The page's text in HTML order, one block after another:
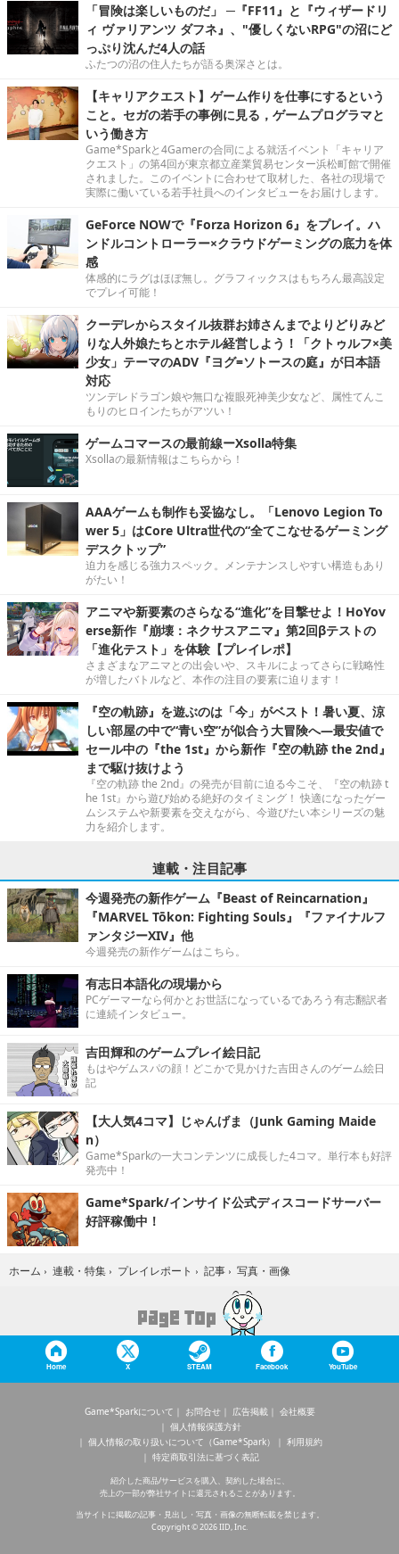
「冒険は楽しいものだ」 ─『FF11』と『ウィザードリ
ィ ヴァリアンツ ダフネ』、"優しくないRPG"の沼にど
っぷり沈んだ4人の話
ふたつの沼の住人たちが語る奥深さとは。
【キャリアクエスト】ゲーム作りを仕事にするという
こと。セガの若手の事例に見る，ゲームプログラマと
いう働き方
Game*Sparkと4Gamerの合同による就活イベント「キャリア
クエスト」の第4回が東京都立産業貿易センター浜松町館で開催
されました。このイベントに合わせて取材した、各社の現場で
実際に働いている若手社員へのインタビューをお届けします。
GeForce NOWで『Forza Horizon 6』をプレイ。ハ
ンドルコントローラー×クラウドゲーミングの底力を体
感
体感的にラグはほぼ無し。グラフィックスはもちろん最高設定
でプレイ可能！
クーデレからスタイル抜群お姉さんまでよりどりみど
りな人外娘たちとホテル経営しよう！「クトゥルフ×美
少女」テーマのADV『ヨグ=ソトースの庭』が日本語
対応
ツンデレドラゴン娘や無口な複眼死神美少女など、属性てんこ
もりのヒロインたちがアツい！
ゲームコマースの最前線ーXsolla特集
Xsollaの最新情報はこちらから！
AAAゲームも制作も妥協なし。「Lenovo Legion To
wer 5」はCore Ultra世代の“全てこなせるゲーミング
デスクトップ”
迫力を感じる強力スペック。メンテナンスしやすい構造もあり
がたい！
アニマや新要素のさらなる“進化”を目撃せよ！HoYov
erse新作『崩壊：ネクサスアニマ』第2回βテストの
「進化テスト」を体験【プレイレポ】
さまざまなアニマとの出会いや、スキルによってさらに戦略性
が増したバトルなど、本作の注目の要素に迫ります！
『空の軌跡』を遊ぶのは「今」がベスト！暑い夏、涼
しい部屋の中で“青い空”が似合う大冒険へ―最安値で
セール中の『the 1st』から新作『空の軌跡 the 2nd』
まで駆け抜けよう
『空の軌跡 the 2nd』の発売が目前に迫る今こそ、『空の軌跡 t
he 1st』から遊び始める絶好のタイミング！ 快適になったゲー
ムシステムや新要素を交えながら、今遊びたい本シリーズの魅
力を紹介します。
連載・注目記事
今週発売の新作ゲーム『Beast of Reincarnation』
『MARVEL Tōkon: Fighting Souls』『ファイナルフ
ァンタジーXIV』他
今週発売の新作ゲームはこちら。
有志日本語化の現場から
PCゲーマーなら何かとお世話になっているであろう有志翻訳者
に連続インタビュー。
吉田輝和のゲームプレイ絵日記
もはやゲムスパの顔！どこかで見かけた吉田さんのゲーム絵日
記
【大人気4コマ】じゃんげま（Junk Gaming Maide
n）
Game*Sparkの一大コンテンツに成長した4コマ。単行本も好評
発売中！
Game*Spark/インサイド公式ディスコードサーバー
好評稼働中！
ホーム › 連載・特集 › プレイレポート › 記事 › 写真・画像
Home X STEAM Facebook YouTube
Game*Sparkについて お問合せ 広告掲載
会社概要
個人情報保護方針
個人情報の取り扱いについて（Game*Spark）
利用規約
特定商取引法に基づく表記
紹介した商品/サービスを購入、契約した場合に、
売上の一部が弊社サイトに還元されることがあります。
当サイトに掲載の記事・見出し・写真・画像の無断転載を禁じます。
Copyright © 2026 IID, Inc.